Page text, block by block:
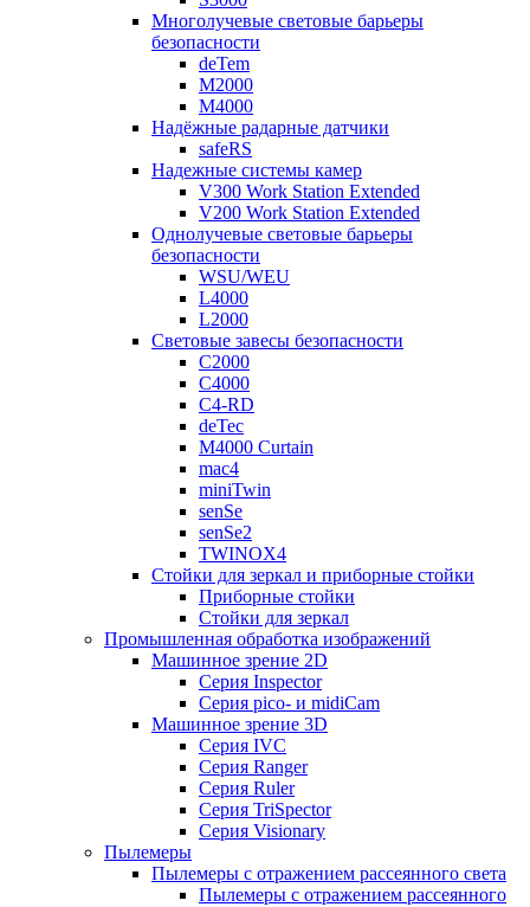
Многолучевые световые барьеры
безопасности
deTem
M2000
M4000
Надёжные радарные датчики
safeRS
Надежные системы камер
V300 Work Station Extended
V200 Work Station Extended
Однолучевые световые барьеры
безопасности
WSU/WEU
L4000
L2000
Световые завесы безопасности
C2000
C4000
C4-RD
deTec
M4000 Curtain
mac4
miniTwin
senSe
senSe2
TWINOX4
Стойки для зеркал и приборные стойки
Приборные стойки
Стойки для зеркал
Промышленная обработка изображений
Машинное зрение 2D
Серия Inspector
Серия pico- и midiCam
Машинное зрение 3D
Серия IVC
Серия Ranger
Серия Ruler
Серия TriSpector
Серия Visionary
Пылемеры
Пылемеры с отражением рассеянного света
Пылемеры с отражением рассеянного